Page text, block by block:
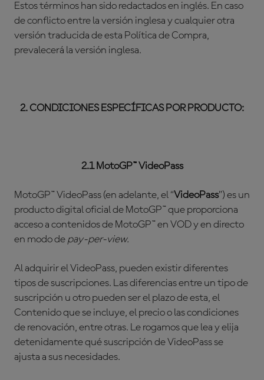
Estos términos han sido redactados en inglés. En caso
de conflicto entre la versión inglesa y cualquier otra
versión traducida de esta Política de Compra,
prevalecerá la versión inglesa.
2. CONDICIONES ESPECÍFICAS POR PRODUCTO:
2.1 MotoGP™ VideoPass
MotoGP™ VideoPass (en adelante, el “VideoPass”) es un
producto digital oficial de MotoGP™ que proporciona
acceso a contenidos de MotoGP™ en VOD y en directo
en modo de pay-per-view.
Al adquirir el VideoPass, pueden existir diferentes
tipos de suscripciones. Las diferencias entre un tipo de
suscripción u otro pueden ser el plazo de esta, el
Contenido que se incluye, el precio o las condiciones
de renovación, entre otras. Le rogamos que lea y elija
detenidamente qué suscripción de VideoPass se
ajusta a sus necesidades.